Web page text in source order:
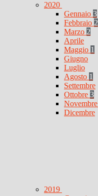
2020
Gennaio 3
Febbraio 2
Marzo 2
Aprile
Maggio 1
Giugno
Luglio
Agosto 1
Settembre
Ottobre 3
Novembre
Dicembre
2019